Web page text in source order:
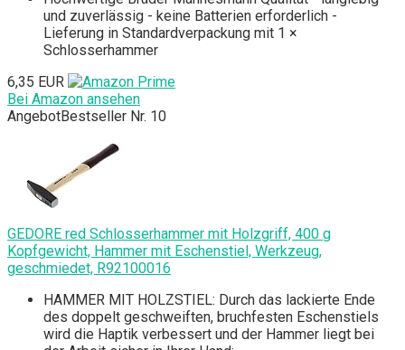
und zuverlässig - keine Batterien erforderlich -
Lieferung in Standardverpackung mit 1 ×
Schlosserhammer
6,35 EUR
Bei Amazon ansehen
AngebotBestseller Nr. 10
GEDORE red Schlosserhammer mit Holzgriff, 400 g
Kopfgewicht, Hammer mit Eschenstiel, Werkzeug,
geschmiedet, R92100016
HAMMER MIT HOLZSTIEL: Durch das lackierte Ende
des doppelt geschweiften, bruchfesten Eschenstiels
wird die Haptik verbessert und der Hammer liegt bei